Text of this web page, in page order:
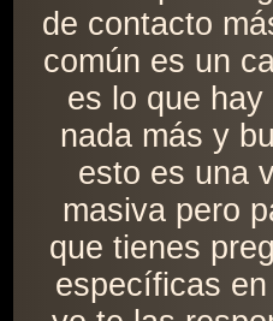
de contacto
común es un
es lo que
nada más y
esto es una
masiva pero
que tienes
específicas